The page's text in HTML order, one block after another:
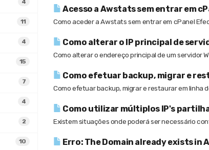
11
4
15
7
4
2
10
Acesso a Awstats sem entrar em
Como aceder a Awstats sem entrar em cPanel
Como alterar o IP principal de
Como alterar o endereço principal de um servidor
Como efetuar backup, migrar e
Como efetuar backup, migrar e restaurar em linha
Como utilizar múltiplos IP's
Existem situações onde poderá ser necessário
Erro: The Domain already exists